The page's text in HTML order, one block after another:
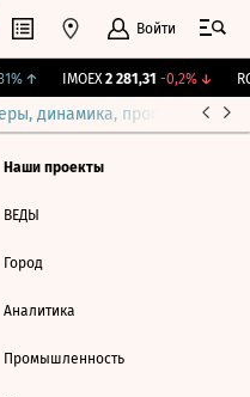
Войти
↑ IMOEX 2 281,31 -0,2%↓
динамика, прогнозы
Наши проекты
ВЕДЫ
Город
Аналитика
Промышленность